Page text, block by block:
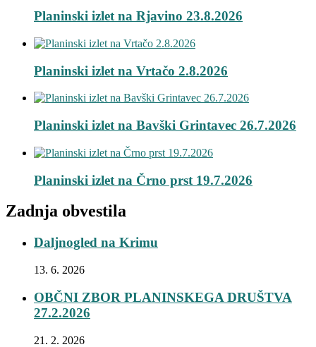
Planinski izlet na Rjavino 23.8.2026
Planinski izlet na Vrtačo 2.8.2026
Planinski izlet na Bavški Grintavec 26.7.2026
Planinski izlet na Črno prst 19.7.2026
Zadnja obvestila
Daljnogled na Krimu
13. 6. 2026
OBČNI ZBOR PLANINSKEGA DRUŠTVA
27.2.2026
21. 2. 2026